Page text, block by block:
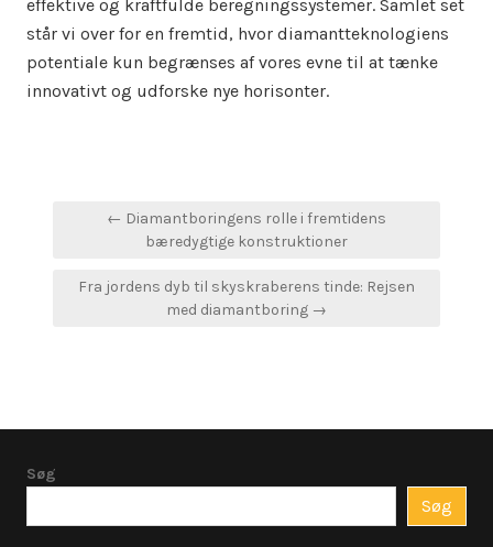
effektive og kraftfulde beregningssystemer. Samlet set
står vi over for en fremtid, hvor diamantteknologiens
potentiale kun begrænses af vores evne til at tænke
innovativt og udforske nye horisonter.
Indlægsnavigation
← Diamantboringens rolle i fremtidens
bæredygtige konstruktioner
Fra jordens dyb til skyskraberens tinde: Rejsen
med diamantboring →
Søg
Søg